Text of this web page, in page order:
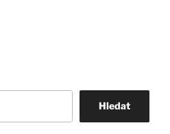
Hledat